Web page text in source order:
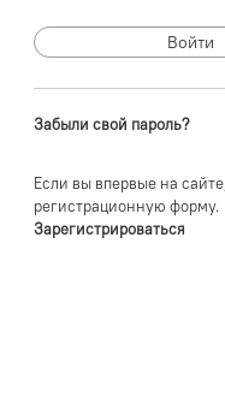
Забыли свой пароль?
Если вы впервые на
регистрационную форму.
Зарегистрироваться